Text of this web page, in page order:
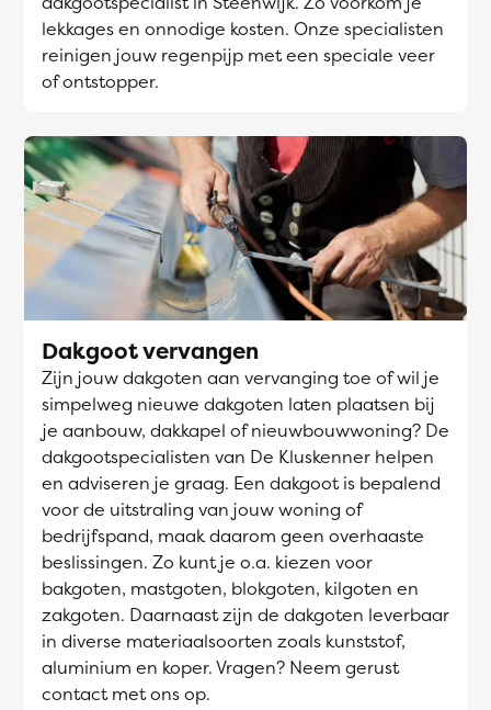
lekkages en onnodige kosten. Onze specialisten
reinigen jouw regenpijp met een speciale veer
of ontstopper.
Dakgoot vervangen
Zijn jouw dakgoten aan vervanging toe of wil je
simpelweg nieuwe dakgoten laten plaatsen bij
je aanbouw, dakkapel of nieuwbouwwoning? De
dakgootspecialisten van De Kluskenner helpen
en adviseren je graag. Een dakgoot is bepalend
voor de uitstraling van jouw woning of
bedrijfspand, maak daarom geen overhaaste
beslissingen. Zo kunt je o.a. kiezen voor
bakgoten, mastgoten, blokgoten, kilgoten en
zakgoten. Daarnaast zijn de dakgoten leverbaar
in diverse materiaalsoorten zoals kunststof,
aluminium en koper. Vragen? Neem gerust
contact met ons op.